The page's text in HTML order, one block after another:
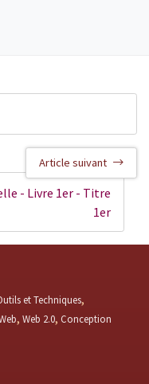
Article suivant
- Livre 1er - Titre
1er
et Techniques
Web 2.0 Conception